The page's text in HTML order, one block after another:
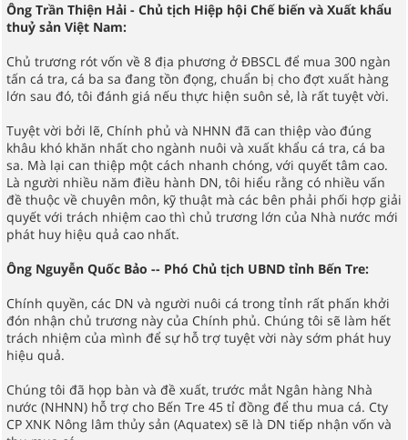
Ông Trần Thiện Hải - Chủ tịch Hiệp hội Chế biến và Xuất khẩu
thuỷ sản Việt Nam:
Chủ trương rót vốn về 8 địa phương ở ĐBSCL để mua 300 ngàn
tấn cá tra, cá ba sa đang tồn đọng, chuẩn bị cho đợt xuất hàng
lớn sau đó, tôi đánh giá nếu thực hiện suôn sẻ, là rất tuyệt vời.
Tuyệt vời bởi lẽ, Chính phủ và NHNN đã can thiệp vào đúng
khâu khó khăn nhất cho ngành nuôi và xuất khẩu cá tra, cá ba
sa. Mà lại can thiệp một cách nhanh chóng, với quyết tâm cao.
Là người nhiều năm điều hành DN, tôi hiểu rằng có nhiều vấn
đề thuộc về chuyên môn, kỹ thuật mà các bên phải phối hợp giải
quyết với trách nhiệm cao thì chủ trương lớn của Nhà nước mới
phát huy hiệu quả cao nhất.
Ông Nguyễn Quốc Bảo -- Phó Chủ tịch UBND tỉnh Bến Tre:
Chính quyền, các DN và người nuôi cá trong tỉnh rất phấn khởi
đón nhận chủ trương này của Chính phủ. Chúng tôi sẽ làm hết
trách nhiệm của mình để sự hỗ trợ tuyệt vời này sớm phát huy
hiệu quả.
Chúng tôi đã họp bàn và đề xuất, trước mắt Ngân hàng Nhà
nước (NHNN) hỗ trợ cho Bến Tre 45 tỉ đồng để thu mua cá. Cty
CP XNK Nông lâm thủy sản (Aquatex) sẽ là DN tiếp nhận vốn và